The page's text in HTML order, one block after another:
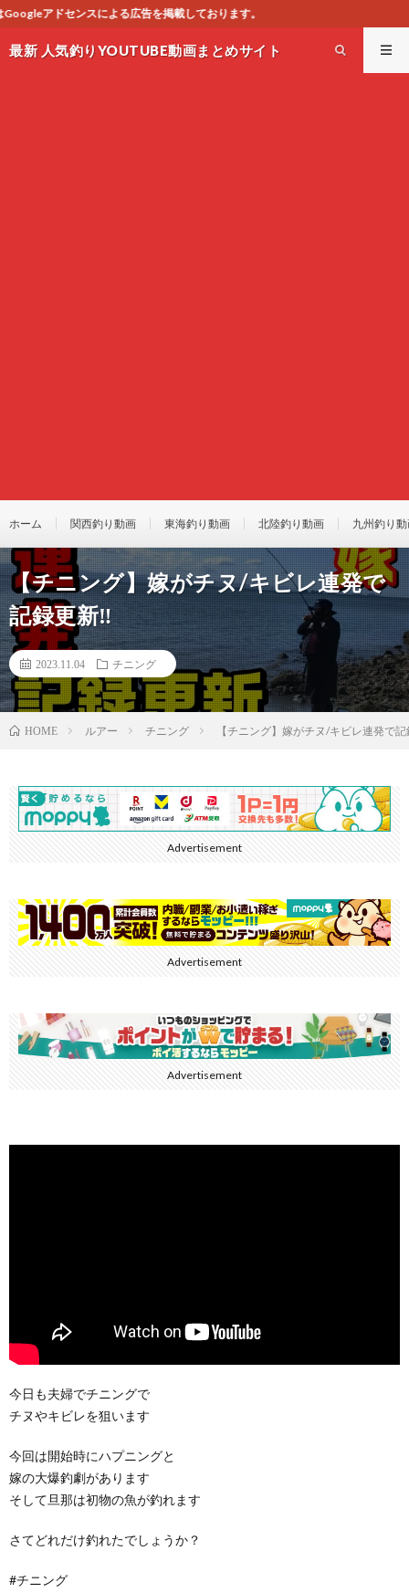
載しております。
最新 人気釣りYOUTUBE動画まとめサイト
ホーム 関西釣り動画 東海釣り動画 北陸釣り動画 九州釣り
【チニング】嫁がチヌ/キビレ連発で
記録更新‼︎
2023.11.04 チニング
HOME ルアー チニング 【チニング】嫁がチヌ/キビレ連発で
Advertisement
Advertisement
Advertisement
今日も夫婦でチニングで
チヌやキビレを狙います
今回は開始時にハプニングと
嫁の大爆釣劇があります
そして旦那は初物の魚が釣れます
さてどれだけ釣れたでしょうか？
#チニング